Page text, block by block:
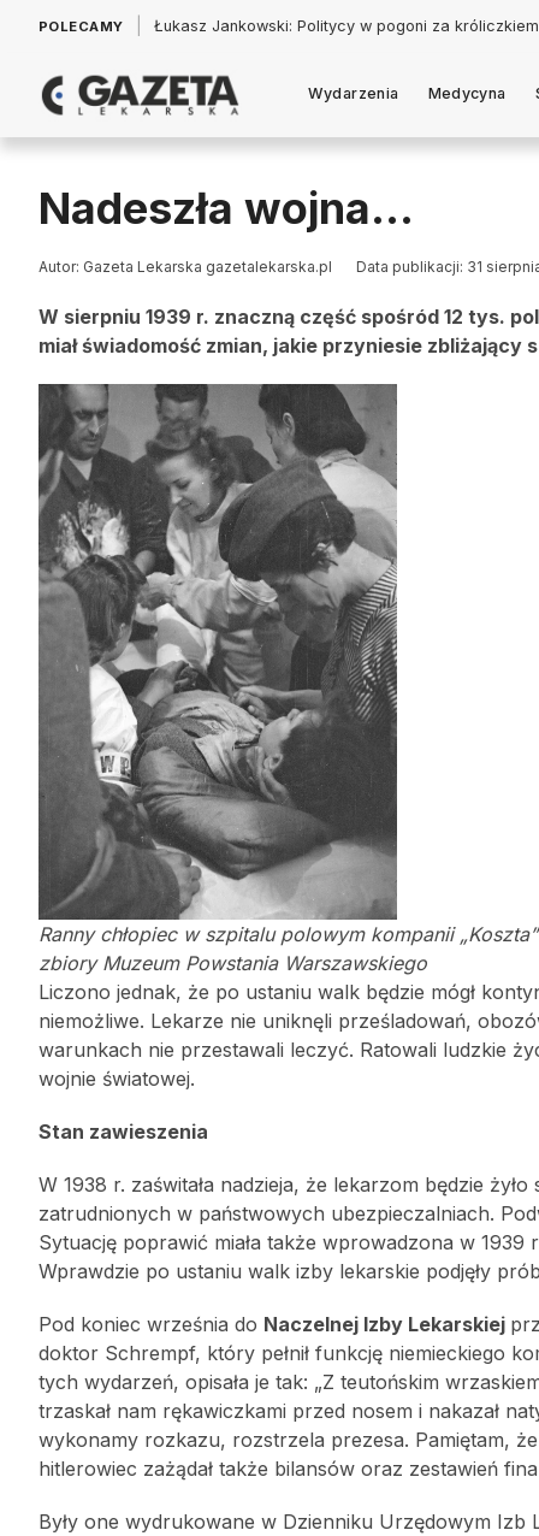
POLECAMY Łukasz Jankowski: Politycy w pogoni za króliczkiem
Wydarzenia Medycyna
Nadeszła wojna…
Autor: Gazeta Lekarska gazetalekarska.pl Data publikacji: 31
W sierpniu 1939 r. znaczną część spośród 12 tys.
miał świadomość zmian, jakie przyniesie zbliżający
Ranny chłopiec w szpitalu polowym kompanii
zbiory Muzeum Powstania Warszawskiego
Liczono jednak, że po ustaniu walk będzie mógł
niemożliwe. Lekarze nie uniknęli prześladowań,
warunkach nie przestawali leczyć. Ratowali ludzkie
wojnie światowej.
Stan zawieszenia
W 1938 r. zaświtała nadzieja, że lekarzom będzie
zatrudnionych w państwowych ubezpieczalniach.
Sytuację poprawić miała także wprowadzona w
Wprawdzie po ustaniu walk izby lekarskie podjęły
Pod koniec września do Naczelnej Izby Lekarskiej
doktor Schrempf, który pełnił funkcję niemieckiego
tych wydarzeń, opisała je tak: „Z teutońskim
trzaskał nam rękawiczkami przed nosem i nakazał
wykonamy rozkazu, rozstrzela prezesa. Pamiętam,
hitlerowiec zażądał także bilansów oraz zestawień
Były one wydrukowane w Dzienniku Urzędowym